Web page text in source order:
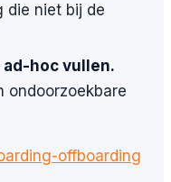
die niet bij de
hoc vullen.
ondoorzoekbare
offboarding